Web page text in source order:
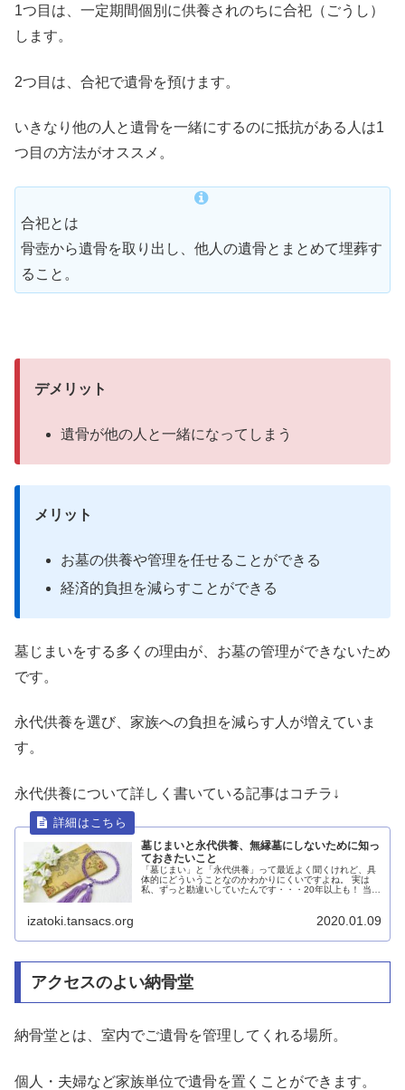
1つ目は、一定期間個別に供養されのちに合祀（ごうし）
します。
2つ目は、合祀で遺骨を預けます。
いきなり他の人と遺骨を一緒にするのに抵抗がある人は1
つ目の方法がオススメ。
合祀とは
骨壺から遺骨を取り出し、他人の遺骨とまとめて埋葬す
ること。
デメリット
遺骨が他の人と一緒になってしまう
メリット
お墓の供養や管理を任せることができる
経済的負担を減らすことができる
墓じまいをする多くの理由が、お墓の管理ができないため
です。
永代供養を選び、家族への負担を減らす人が増えていま
す。
永代供養について詳しく書いている記事はコチラ↓
墓じまいと永代供養、無縁墓にしないために知っ
ておきたいこと
「墓じまい」と「永代供養」って最近よく聞くけれど、具
体的にどういうことなのかわかりにくいですよね。 実は
私、ずっと勘違いしていたんです・・・20年以上も！ 当時
izatoki.tansacs.org 2020.01.09
アクセスのよい納骨堂
納骨堂とは、室内でご遺骨を管理してくれる場所。
個人・夫婦など家族単位で遺骨を置くことができます。